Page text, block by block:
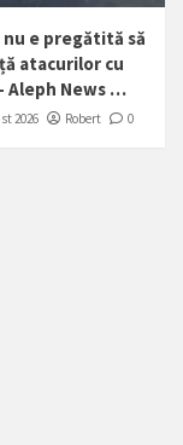
nu e pregătită să
atacurilor cu
Aleph News …
2026 Robert 0